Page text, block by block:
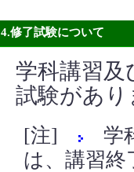
4.修了試験について
学科講習及
試験があり
[注]
学科
は、講習終